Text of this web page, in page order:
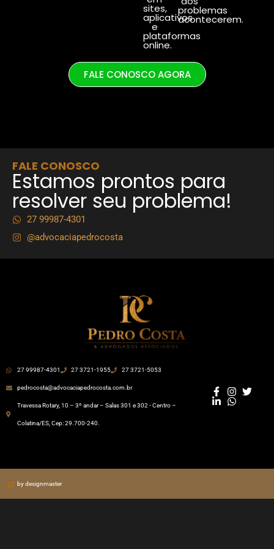
sites,
aplicativos
e
plataformas
online.
problemas
acontecerem.
FALE CONOSCO AGORA
FALE CONOSCO
Estamos prontos para
resolver seu problema!
27 99987-4301
@advocaciapedrocosta
27 99987-4301 27 3721-1955 27 3721-5053
pedrocosta@advocaciapedrocosta.com.br
Travessa Rotary, 10 – 3º andar – Salas 301 e 302 - Centro –
Colatina/ES, Cep: 29.700-240.
by designmaster